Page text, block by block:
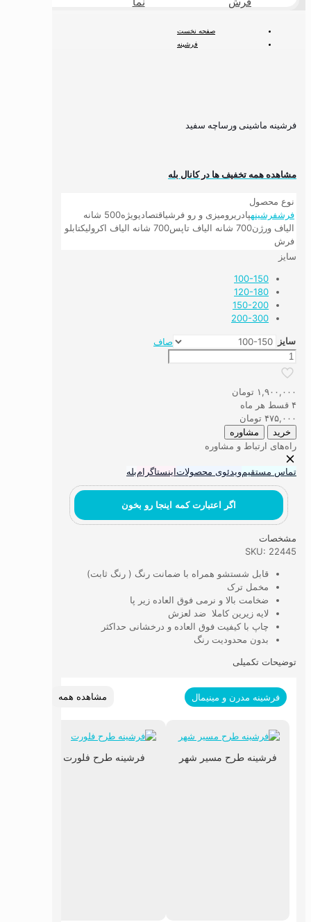
صفحه نخست
فرشینه
فرشینه ماشینی ورساچه سفید
مشاهده همه تخفیف ها در کانال بله
نوع محصول
فرشفرشینهپادریرومیزی و رو فرشیاقتصادیویژه
500 شانه
الیاف ورژن700 شانه الیاف تاپس 700 شانه الیاف اکرولیک
تابلو
فرش
سایز
100-150
120-180
150-200
200-300
سایز
صاف
فرشینه
ماشینی
ورساچه
سفید
عدد
۱,۹۰۰,۰۰۰ تومان
۴ قسط هر ماه
۴۷۵,۰۰۰ تومان
خرید مشاوره
راه‌های ارتباط و مشاوره
تماس مستقیمویدئوی محصولاتاینستاگرامبله
اگر اعتبارت کمه اینجا رو بخون
مشخصات
SKU: 22445
قابل شستشو همراه با ضمانت رنگ ( رنگ ثابت)
مخمل ترک
ضخامت بالا و نرمی فوق العاده زیر پا
لایه زیرین کاملا ضد لعزش
چاپ با کیفیت فوق العاده و درخشانی حداکثر
بدون محدودیت رنگ
توضیحات تکمیلی
فرشینه مدرن و مینیمال مشاهده همه
فرشینه طرح مسیر شهر فرشینه طرح فلورت